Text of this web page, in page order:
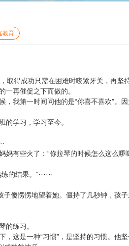
教育
取得成功只需在困难时咬紧牙关，再坚
一再催促之下而做的。
我第一时间问他的是“你喜不喜欢”。
的学习，学习至今。
有些火了：“你拉琴的时候怎么这么啰
结果。”······
傻愣愣地望着她。僵持了几秒钟，孩
的练习。
这是一种“习惯”，是坚持的习惯。他